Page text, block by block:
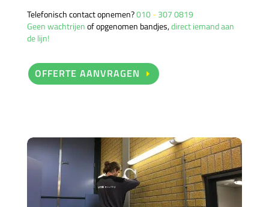
Telefonisch contact opnemen?010-307 0819
Geen wachtrijenof opgenomen bandjes,direct iemand aan
de lijn!
OFFERTE AANVRAGEN